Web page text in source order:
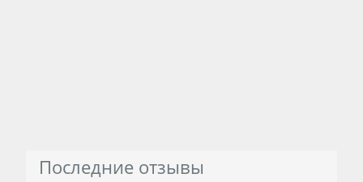
Последние отзывы